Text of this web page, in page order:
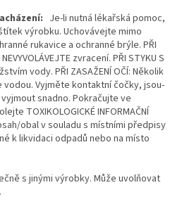
Je-li nutná lékařská pomoc,
výrobku. Uchovávejte mimo
rukavice a ochranné brýle. PŘI
zvracení. PŘI STYKU S
vody. PŘI ZASAŽENÍ OČÍ: Několik
Vyjměte kontaktní čočky, jsou-
snadno. Pokračujte ve
TOXIKOLOGICKÉ INFORMAČNÍ
obal v souladu s místními předpisy
k likvidaci odpadů nebo na místo
s jinými výrobky. Může uvolňovat